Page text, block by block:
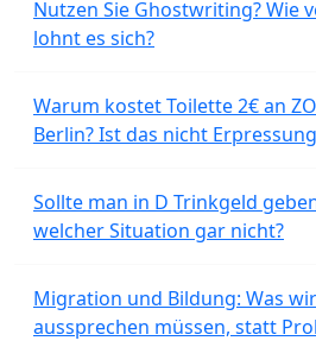
Nutzen Sie Ghostwriting? Wie
lohnt es sich?
Warum kostet Toilette 2€ an
Berlin? Ist das nicht
Sollte man in D Trinkgeld
welcher Situation gar nicht?
Migration und Bildung: Was
aussprechen müssen, statt